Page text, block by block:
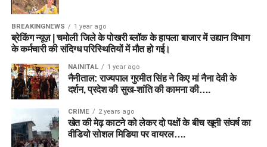
BREAKINGNEWS 1 year ago
ब्रेकिंग न्यूज़ | चमोली जिले के पोखरी ब्लॉक के हापला बाजार में उद्यान विभाग
के कर्मचारी की संदिग्ध परिस्थितियों में मौत हो गई।
NAINITAL 1 year ago
नैनीताल: राज्यपाल गुरमीत सिंह ने किए मां नैना देवी के
दर्शन, प्रदेश की सुख-शांति की कामना की….
CRIME 2 years ago
खेत की मेढ़ काटने को लेकर दो पक्षों के बीच खूनी संघर्ष का
वीडियो सोशल मिडिया पर वायरल….